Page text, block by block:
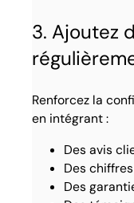
3. Ajoutez
Renforcez la
en intégrant :
Des avis
Des
Des